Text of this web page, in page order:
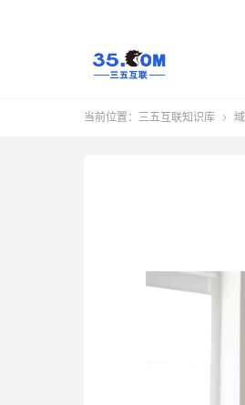
当前位置： 三五互联知识库 